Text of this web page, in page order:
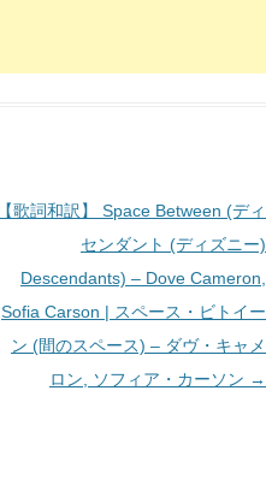
【歌詞和訳】 Space Between (ディ
センダント (ディズニー)
Descendants) – Dove Cameron,
Sofia Carson | スペース・ビトイー
ン (間のスペース) – ダヴ・キャメ
ロン, ソフィア・カーソン →